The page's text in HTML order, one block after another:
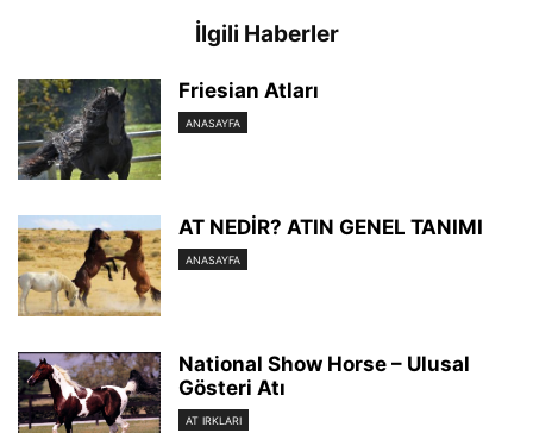
İlgili Haberler
Friesian Atları
ANASAYFA
AT NEDİR? ATIN GENEL TANIMI
ANASAYFA
National Show Horse – Ulusal
Gösteri Atı
AT IRKLARI